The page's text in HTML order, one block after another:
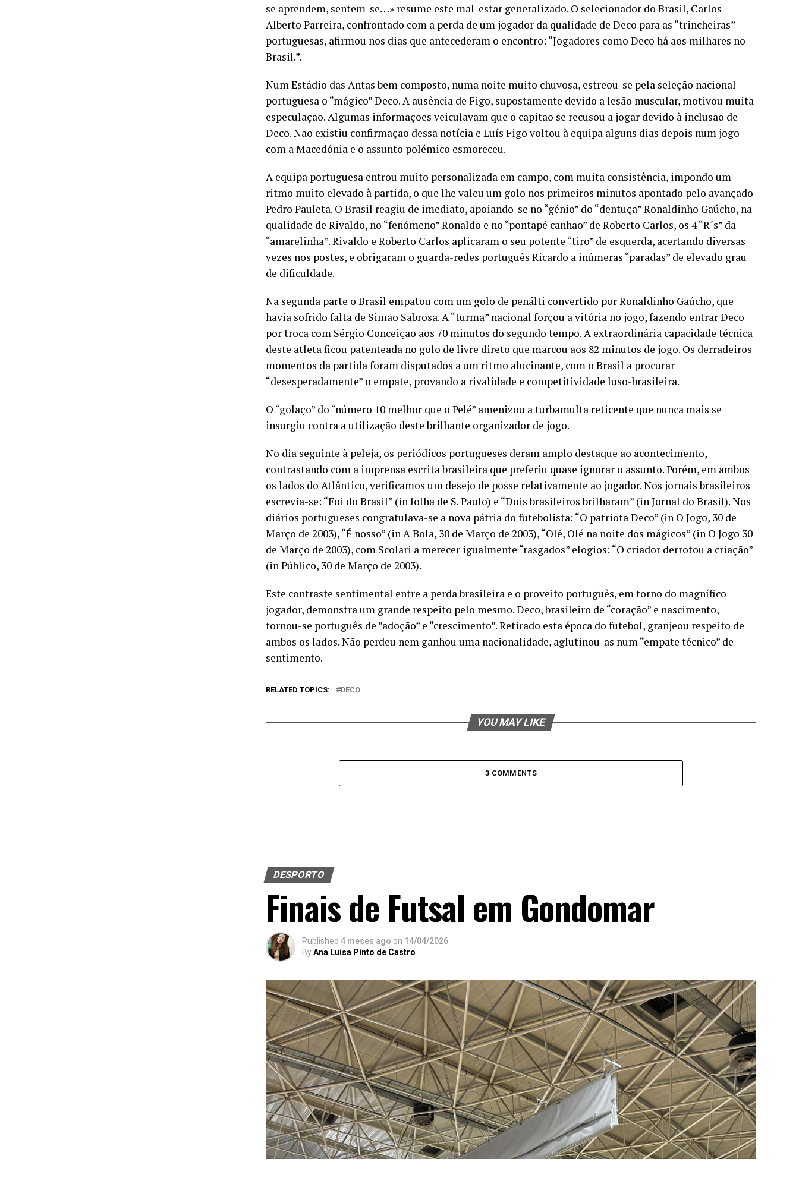
se aprendem, sentem-se…» resume este mal-estar generalizado. O selecionador do Brasil, Carlos
Alberto Parreira, confrontado com a perda de um jogador da qualidade de Deco para as “trincheiras”
portuguesas, afirmou nos dias que antecederam o encontro: “Jogadores como Deco há aos milhares no
Brasil.”.
Num Estádio das Antas bem composto, numa noite muito chuvosa, estreou-se pela seleção nacional
portuguesa o “mágico” Deco. A ausência de Figo, supostamente devido a lesão muscular, motivou muita
especulação. Algumas informações veiculavam que o capitão se recusou a jogar devido à inclusão de
Deco. Não existiu confirmação dessa notícia e Luís Figo voltou à equipa alguns dias depois num jogo
com a Macedónia e o assunto polémico esmoreceu.
A equipa portuguesa entrou muito personalizada em campo, com muita consistência, impondo um
ritmo muito elevado à partida, o que lhe valeu um golo nos primeiros minutos apontado pelo avançado
Pedro Pauleta. O Brasil reagiu de imediato, apoiando-se no “génio” do “dentuça” Ronaldinho Gaúcho, na
qualidade de Rivaldo, no “fenómeno” Ronaldo e no “pontapé canhão” de Roberto Carlos, os 4 “R´s” da
“amarelinha”. Rivaldo e Roberto Carlos aplicaram o seu potente “tiro” de esquerda, acertando diversas
vezes nos postes, e obrigaram o guarda-redes português Ricardo a inúmeras “paradas” de elevado grau
de dificuldade.
Na segunda parte o Brasil empatou com um golo de penálti convertido por Ronaldinho Gaúcho, que
havia sofrido falta de Simão Sabrosa. A “turma” nacional forçou a vitória no jogo, fazendo entrar Deco
por troca com Sérgio Conceição aos 70 minutos do segundo tempo. A extraordinária capacidade técnica
deste atleta ficou patenteada no golo de livre direto que marcou aos 82 minutos de jogo. Os derradeiros
momentos da partida foram disputados a um ritmo alucinante, com o Brasil a procurar
“desesperadamente” o empate, provando a rivalidade e competitividade luso-brasileira.
O “golaço” do “número 10 melhor que o Pelé” amenizou a turbamulta reticente que nunca mais se
insurgiu contra a utilização deste brilhante organizador de jogo.
No dia seguinte à peleja, os periódicos portugueses deram amplo destaque ao acontecimento,
contrastando com a imprensa escrita brasileira que preferiu quase ignorar o assunto. Porém, em ambos
os lados do Atlântico, verificamos um desejo de posse relativamente ao jogador. Nos jornais brasileiros
escrevia-se: “Foi do Brasil” (in folha de S. Paulo) e “Dois brasileiros brilharam” (in Jornal do Brasil). Nos
diários portugueses congratulava-se a nova pátria do futebolista: “O patriota Deco” (in O Jogo, 30 de
Março de 2003), “É nosso” (in A Bola, 30 de Março de 2003), “Olé, Olé na noite dos mágicos” (in O Jogo 30
de Março de 2003), com Scolari a merecer igualmente “rasgados” elogios: “O criador derrotou a criação”
(in Público, 30 de Março de 2003).
Este contraste sentimental entre a perda brasileira e o proveito português, em torno do magnífico
jogador, demonstra um grande respeito pelo mesmo. Deco, brasileiro de “coração” e nascimento,
tornou-se português de ”adoção” e “crescimento”. Retirado esta época do futebol, granjeou respeito de
ambos os lados. Não perdeu nem ganhou uma nacionalidade, aglutinou-as num “empate técnico” de
sentimento.
RELATED TOPICS: DECO
YOU MAY LIKE
3 COMMENTS
DESPORTO
Finais de Futsal em Gondomar
Published 4 meses ago on 14/04/2026
ByAna Luísa Pinto de Castro